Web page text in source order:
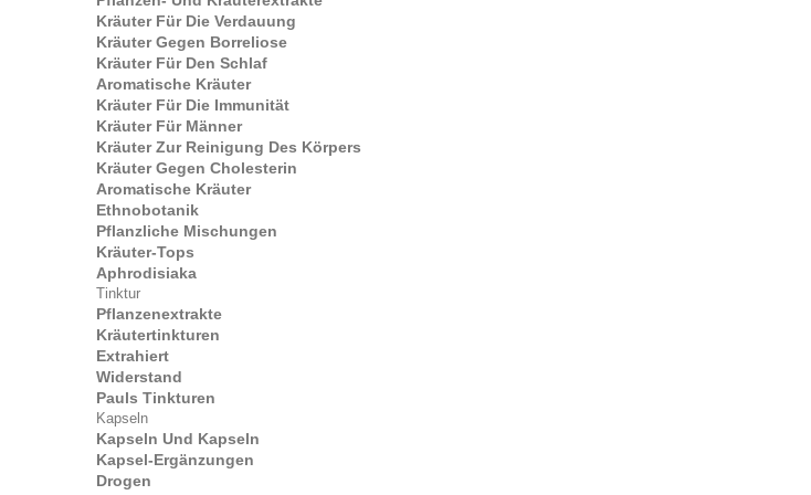
Kräuter Für Die Verdauung
Kräuter Gegen Borreliose
Kräuter Für Den Schlaf
Aromatische Kräuter
Kräuter Für Die Immunität
Kräuter Für Männer
Kräuter Zur Reinigung Des Körpers
Kräuter Gegen Cholesterin
Aromatische Kräuter
Ethnobotanik
Pflanzliche Mischungen
Kräuter-Tops
Aphrodisiaka
Tinktur
Pflanzenextrakte
Kräutertinkturen
Extrahiert
Widerstand
Pauls Tinkturen
Kapseln
Kapseln Und Kapseln
Kapsel-Ergänzungen
Drogen